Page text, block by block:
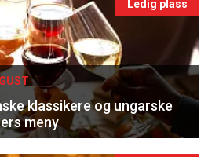
Ledig plass
klassikere og ungarske
meny